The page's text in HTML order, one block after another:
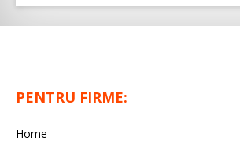
PENTRU FIRME:
Home